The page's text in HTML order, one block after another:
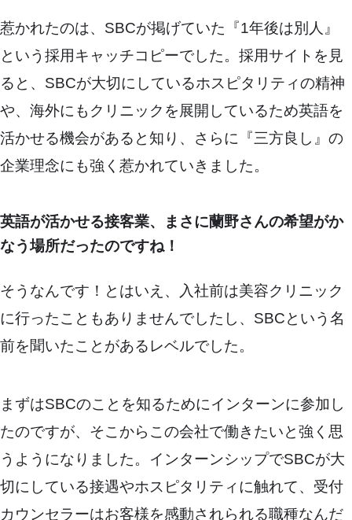
惹かれたのは、SBCが掲げていた『1年後は別人』
という採用キャッチコピーでした。採用サイトを見
ると、SBCが大切にしているホスピタリティの精神
や、海外にもクリニックを展開しているため英語を
活かせる機会があると知り、さらに『三方良し』の
企業理念にも強く惹かれていきました。
英語が活かせる接客業、まさに蘭野さんの希望がか
なう場所だったのですね！
そうなんです！とはいえ、入社前は美容クリニック
に行ったこともありませんでしたし、SBCという名
前を聞いたことがあるレベルでした。
まずはSBCのことを知るためにインターンに参加し
たのですが、そこからこの会社で働きたいと強く思
うようになりました。インターンシップでSBCが大
切にしている接遇やホスピタリティに触れて、受付
カウンセラーはお客様を感動されられる職種なんだ